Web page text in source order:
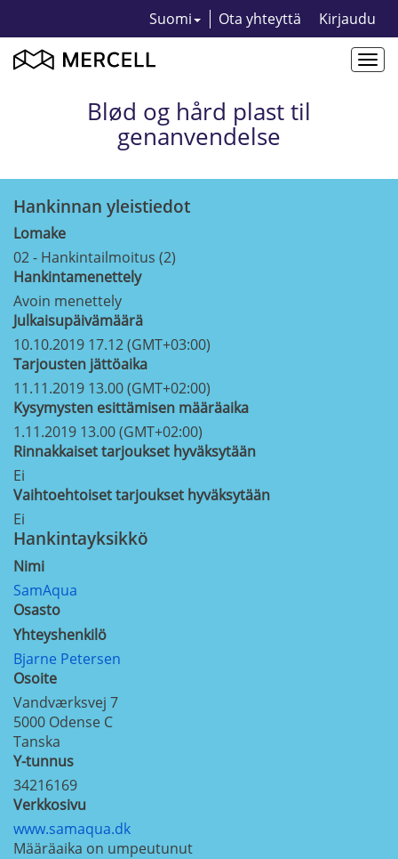
Suomi Ota yhteyttä Kirjaudu
Blød og hård plast til
genanvendelse
Hankinnan yleistiedot
Lomake
02 - Hankintailmoitus (2)
Hankintamenettely
Avoin menettely
Julkaisupäivämäärä
10.10.2019 17.12 (GMT+03:00)
Tarjousten jättöaika
11.11.2019 13.00 (GMT+02:00)
Kysymysten esittämisen määräaika
1.11.2019 13.00 (GMT+02:00)
Rinnakkaiset tarjoukset hyväksytään
Ei
Vaihtoehtoiset tarjoukset hyväksytään
Ei
Hankintayksikkö
Nimi
SamAqua
Osasto
Yhteyshenkilö
Bjarne Petersen
Osoite
Vandværksvej 7
5000 Odense C
Tanska
Y-tunnus
34216169
Verkkosivu
www.samaqua.dk
Määräaika on umpeutunut